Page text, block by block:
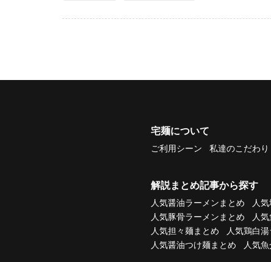
宅麺について
ご利用シーン 私達のこだわり
解説まとめ記事から探す
人気醤油ラーメンまとめ 人
人気豚骨ラーメンまとめ
人
人気担々麺まとめ
人気鶏白
人気醤油つけ麺まとめ
人気